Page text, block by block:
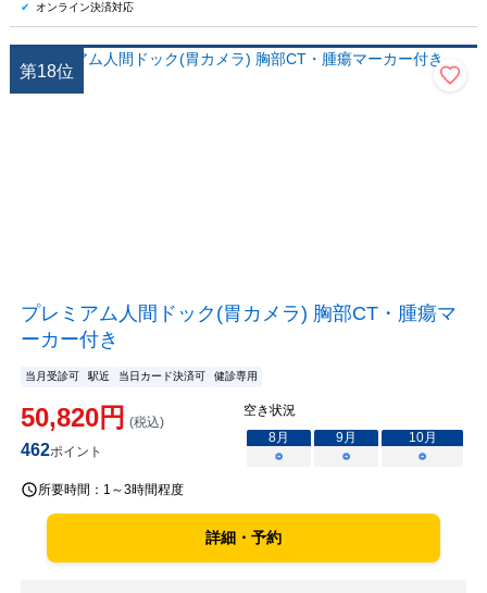
オンライン決済対応
第18位
プレミアム人間ドック(胃カメラ) 胸部CT・腫瘍マ
ーカー付き
当月受診可 駅近 当日カード決済可 健診専用
50,820円 (税込)
462ポイント
空き状況
8月 9月 10月
○
○ ○
所要時間： 1～3時間程度
詳細・予約